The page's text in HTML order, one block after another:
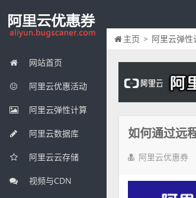
网站首页
阿里云优惠活动
阿里云弹性计算
阿里云数据库
阿里云云存储
视频与CDN
主页 > 阿里云弹性
如何通过远
阿里云优惠券